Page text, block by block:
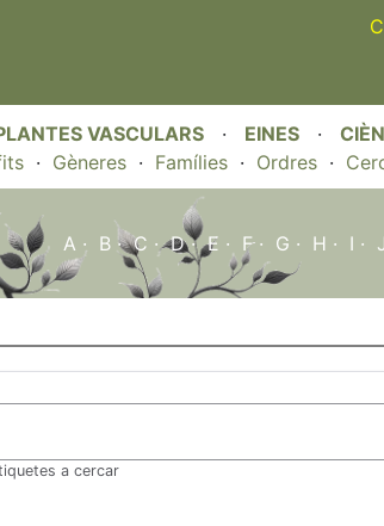
VASCULARS · EINES ·
· Gèneres· Famílies· Ordres·
A · B ·C ·D·E · F· G · H · I · J
a cercar